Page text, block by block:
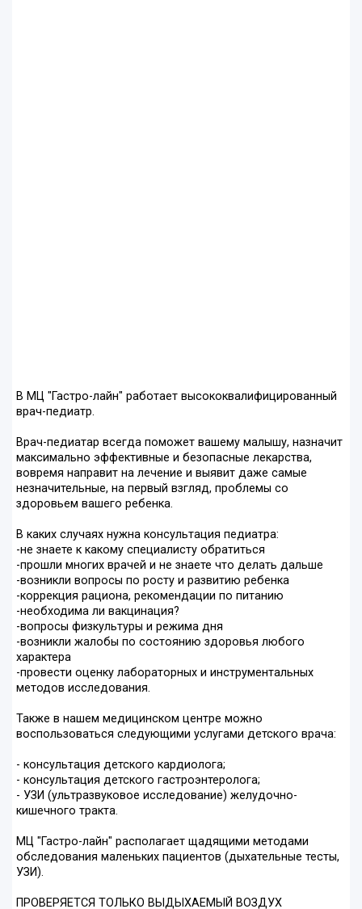
В МЦ "Гастро-лайн" работает высококвалифицированный
врач-педиатр.
Врач-педиатар всегда поможет вашему малышу, назначит
максимально эффективные и безопасные лекарства,
вовремя направит на лечение и выявит даже самые
незначительные, на первый взгляд, проблемы со
здоровьем вашего ребенка.
В каких случаях нужна консультация педиатра:
-не знаете к какому специалисту обратиться
-прошли многих врачей и не знаете что делать дальше
-возникли вопросы по росту и развитию ребенка
-коррекция рациона, рекомендации по питанию
-необходима ли вакцинация?
-вопросы физкультуры и режима дня
-возникли жалобы по состоянию здоровья любого
характера
-провести оценку лабораторных и инструментальных
методов исследования.
Также в нашем медицинском центре можно
воспользоваться следующими услугами детского врача:
- консультация детского кардиолога;
- консультация детского гастроэнтеролога;
- УЗИ (ультразвуковое исследование) желудочно-
кишечного тракта.
МЦ "Гастро-лайн" располагает щадящими методами
обследования маленьких пациентов (дыхательные тесты,
УЗИ).
ПРОВЕРЯЕТСЯ ТОЛЬКО ВЫДЫХАЕМЫЙ ВОЗДУХ